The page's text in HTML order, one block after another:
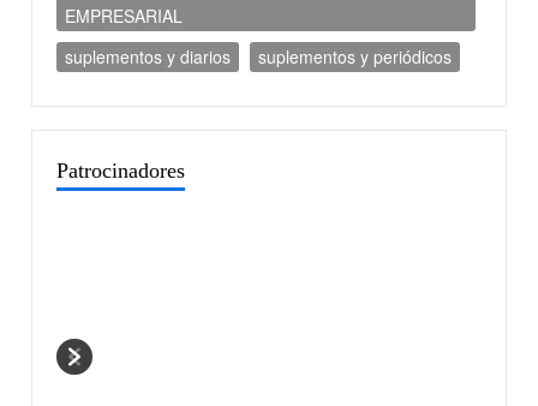
EMPRESARIAL
suplementos y diarios
suplementos y periódicos
Patrocinadores